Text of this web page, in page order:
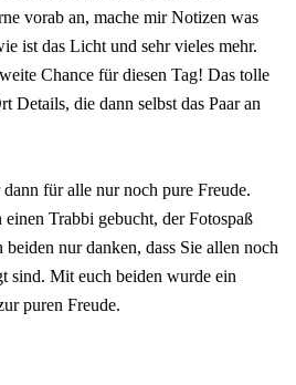
vorab an, mache mir Notizen was
ist das Licht und sehr vieles mehr.
Chance für diesen Tag! Das tolle
Details, die dann selbst das Paar an
für alle nur noch pure Freude.
Trabbi gebucht, der Fotospaß
nur danken, dass Sie allen noch
sind. Mit euch beiden wurde ein
puren Freude.